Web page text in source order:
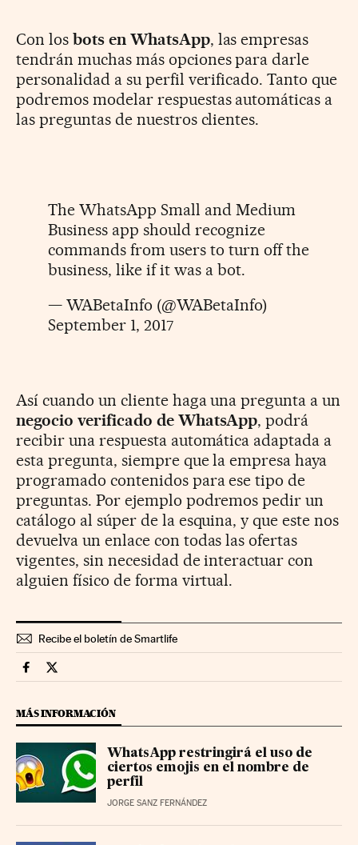
Con losbots en WhatsApp, las empresas
tendrán muchas más opciones para darle
personalidad a su perfil verificado. Tanto que
podremos modelar respuestas automáticas a
las preguntas de nuestros clientes.
The WhatsApp Small and Medium
Business app should recognize
commands from users to turn off the
business, like if it was a bot.
— WABetaInfo (@WABetaInfo)
September 1, 2017
Así cuando un cliente haga una pregunta a un
negocio verificado de WhatsApp, podrá
recibir una respuesta automática adaptada a
esta pregunta, siempre que la empresa haya
programado contenidos para ese tipo de
preguntas. Por ejemplo podremos pedir un
catálogo al súper de la esquina, y que este nos
devuelva un enlace con todas las ofertas
vigentes, sin necesidad de interactuar con
alguien físico de forma virtual.
Recibe el boletín de Smartlife
Smartlife Cinco Días en Facebook
Smartlife Cinco Días en Twitter
MÁS INFORMACIÓN
WhatsApp restringirá el uso de
ciertos emojis en el nombre de
perfil
JORGE SANZ FERNÁNDEZ